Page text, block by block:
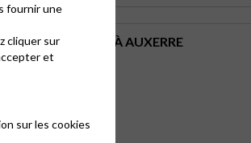
RUE ST-PÉLERIN À AUXERRE
fournir une
cliquer sur
et
sur les cookies